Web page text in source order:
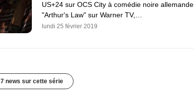
US+24 sur OCS City à comédie noire allemande
"Arthur's Law" sur Warner TV,…
lundi 25 février 2019
7 news sur cette série